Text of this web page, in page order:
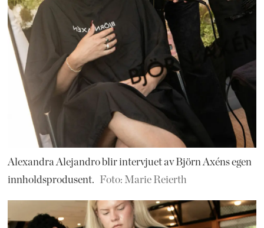
Alexandra Alejandro blir intervjuet av Björn Axéns egen
innholdsprodusent.
Foto: Marie Reierth